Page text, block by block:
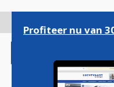
gaan
Profiteer nu van